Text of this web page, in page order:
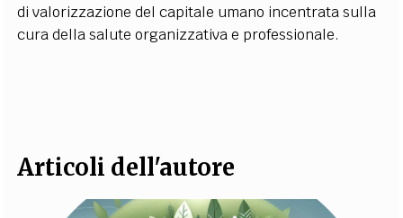
di valorizzazione del capitale umano incentrata sulla
cura della salute organizzativa e professionale.
Articoli dell'autore